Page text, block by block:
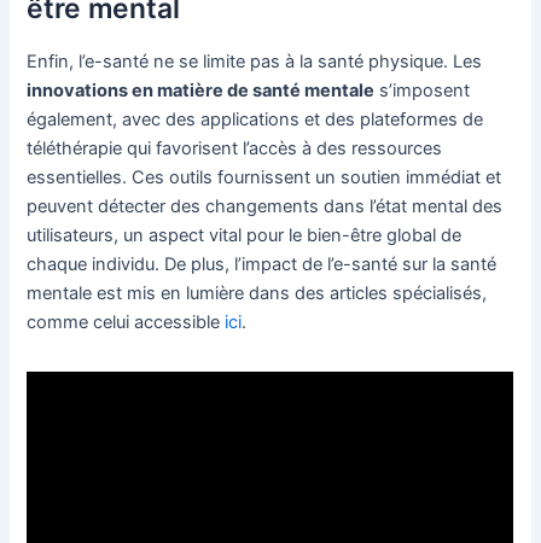
être mental
Enfin, l’e-santé ne se limite pas à la santé physique. Les
innovations en matière de santé mentale s’imposent
également, avec des applications et des plateformes de
téléthérapie qui favorisent l’accès à des ressources
essentielles. Ces outils fournissent un soutien immédiat et
peuvent détecter des changements dans l’état mental des
utilisateurs, un aspect vital pour le bien-être global de
chaque individu. De plus, l’impact de l’e-santé sur la santé
mentale est mis en lumière dans des articles spécialisés,
comme celui accessible ici.